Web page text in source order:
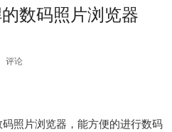
数码照片浏览器
评论
照片浏览器，能方便的进行数码